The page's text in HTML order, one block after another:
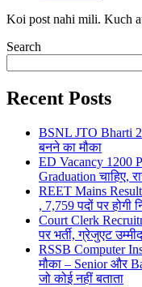
Koi post nahi mili. Kuch
Search
Recent Posts
BSNL JTO Bharti
बनने का मौका
ED Vacancy 1200
Graduation चाहिए,
REET Mains Result
, 7,759 पदों पर होगी
Court Clerk
पर भर्ती, ग्रेजुएट
RSSB Computer
मौका – Senior और
जो कोई नहीं बताता